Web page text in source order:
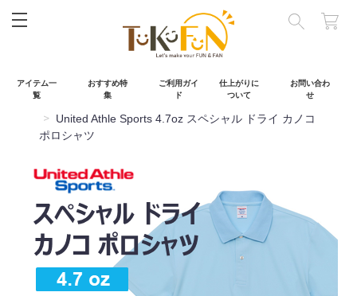
閉じる
アイテム一
覧
おすすめ特
集
ご利用ガイ
ド
仕上がりに
ついて
お問い合わ
せ
TOP
United Athle Sports 4.7oz スペシャル ドライ カノコ
ポロシャツ